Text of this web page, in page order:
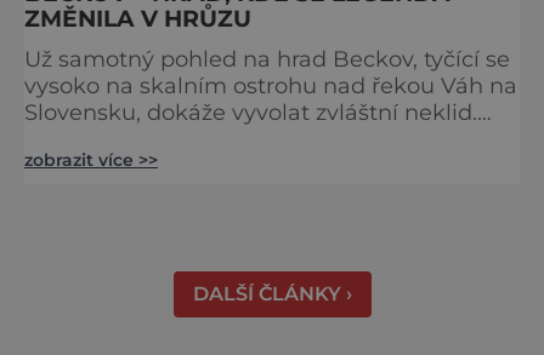
ZMĚNILA V HRŮZU
Už samotný pohled na hrad Beckov, tyčící se
vysoko na skalním ostrohu nad řekou Váh na
Slovensku, dokáže vyvolat zvláštní neklid.
výhled do krajiny, se staly i svědky tragédie –
zrnko pravdy. Většina z nich vypráví o t
zobrazit více >>
DALŠÍ ČLÁNKY ›